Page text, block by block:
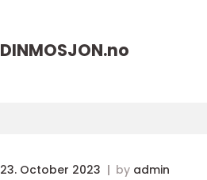
DINMOSJON.no
23. October 2023 by admin